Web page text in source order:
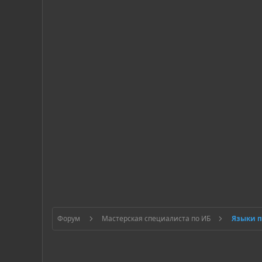
Форум Мастерская специалиста по ИБ Языки